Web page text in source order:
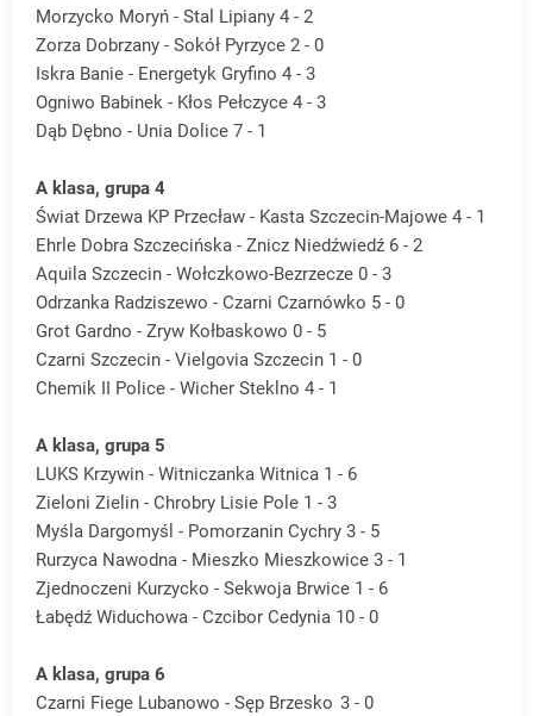
Morzycko Moryń - Stal Lipiany 4 - 2
Zorza Dobrzany - Sokół Pyrzyce 2 - 0
Iskra Banie - Energetyk Gryfino 4 - 3
Ogniwo Babinek - Kłos Pełczyce 4 - 3
Dąb Dębno - Unia Dolice 7 - 1
A klasa, grupa 4
Świat Drzewa KP Przecław - Kasta Szczecin-Majowe 4 - 1
Ehrle Dobra Szczecińska - Znicz Niedźwiedź 6 - 2
Aquila Szczecin - Wołczkowo-Bezrzecze 0 - 3
Odrzanka Radziszewo - Czarni Czarnówko 5 - 0
Grot Gardno - Zryw Kołbaskowo 0 - 5
Czarni Szczecin - Vielgovia Szczecin 1 - 0
Chemik II Police - Wicher Steklno 4 - 1
A klasa, grupa 5
LUKS Krzywin - Witniczanka Witnica 1 - 6
Zieloni Zielin - Chrobry Lisie Pole 1 - 3
Myśla Dargomyśl - Pomorzanin Cychry 3 - 5
Rurzyca Nawodna - Mieszko Mieszkowice 3 - 1
Zjednoczeni Kurzycko - Sekwoja Brwice 1 - 6
Łabędź Widuchowa - Czcibor Cedynia 10 - 0
A klasa, grupa 6
Czarni Fiege Lubanowo - Sęp Brzesko 3 - 0